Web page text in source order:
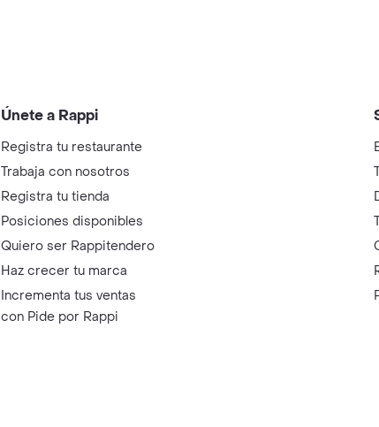
Únete a Rappi
Registra tu restaurante
Trabaja con nosotros
Registra tu tienda
Posiciones disponibles
Quiero ser Rappitendero
Haz crecer tu marca
Incrementa tus ventas
con Pide por Rappi